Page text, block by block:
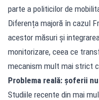
parte a politicilor de
Diferența majoră în cazul
acestor măsuri și
monitorizare, ceea ce
mecanism mult mai strict
Problema reală: șoferii
Studiile recente din mai